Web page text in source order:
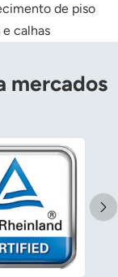
de piso
calhas
mercados